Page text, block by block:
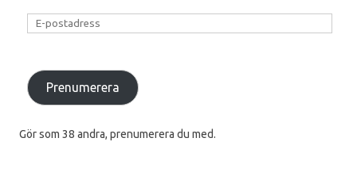
E-
postadress
Prenumerera
Gör som 38 andra, prenumerera du med.